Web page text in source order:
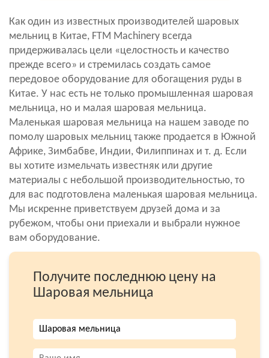
Как один из известных производителей шаровых
мельниц в Китае, FTM Machinery всегда
придерживалась цели «целостность и качество
прежде всего» и стремилась создать самое
передовое оборудование для обогащения руды в
Китае. У нас есть не только промышленная шаровая
мельница, но и малая шаровая мельница.
Маленькая шаровая мельница на нашем заводе по
помолу шаровых мельниц также продается в Южной
Африке, Зимбабве, Индии, Филиппинах и т. д. Если
вы хотите измельчать известняк или другие
материалы с небольшой производительностью, то
для вас подготовлена маленькая шаровая мельница.
Мы искренне приветствуем друзей дома и за
рубежом, чтобы они приехали и выбрали нужное
вам оборудование.
Получите последнюю цену на
Шаровая мельница